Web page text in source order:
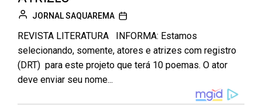
JORNAL SAQUAREMA
REVISTA LITERATURA INFORMA: Estamos
selecionando, somente, atores e atrizes com registro
(DRT) para este projeto que terá 10 poemas. O ator
deve enviar seu nome...